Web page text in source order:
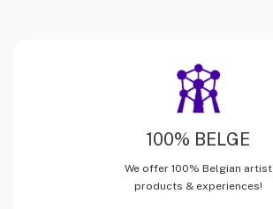
100% BELGE
We offer 100% Belgian artist
products & experiences!